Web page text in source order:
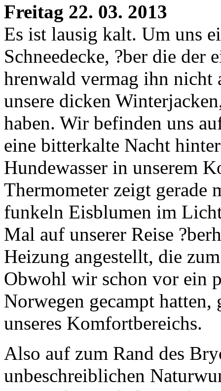
Freitag 22. 03. 2013
Es ist lausig kalt. Um uns
Schneedecke, ?ber die der
hrenwald vermag ihn nicht
unsere dicken
haben. Wir befinden uns
eine bitterkalte Nacht
Hundewasser in unserem
Thermometer zeigt gerade
funkeln Eisblumen im
Mal auf unserer Reise
Heizung angestellt, die
Obwohl wir schon vor ein
Norwegen gecampt hatten,
unseres Komfortbereichs.
Also auf zum Rand des
unbeschreiblichen